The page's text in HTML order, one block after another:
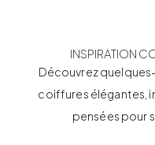
INSPIRATION
Découvrez
coiffures élégantes,
pensées pour